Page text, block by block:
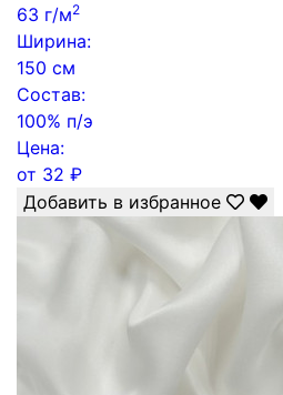
63 г/м2
Ширина:
150 см
Состав:
100% п/э
Цена:
от 32 ₽
Добавить в избранное